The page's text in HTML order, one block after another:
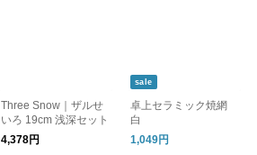
Three Snow｜ザルせ
いろ 19cm 浅深セット
4,378円
sale
卓上セラミック焼網
白
1,049円